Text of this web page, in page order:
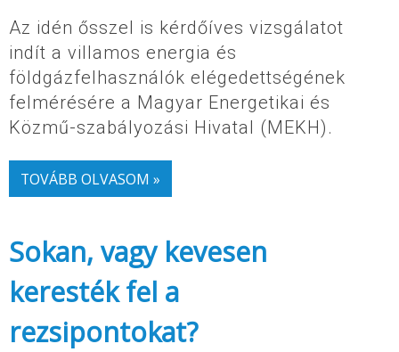
Az idén ősszel is kérdőíves vizsgálatot
indít a villamos energia és
földgázfelhasználók elégedettségének
felmérésére a Magyar Energetikai és
Közmű-szabályozási Hivatal (MEKH).
TOVÁBB OLVASOM »
Sokan, vagy kevesen
keresték fel a
rezsipontokat?